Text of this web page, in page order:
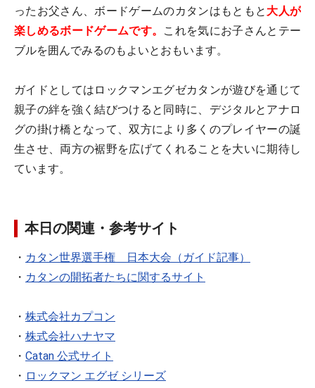
ったお父さん、ボードゲームのカタンはもともと 大人が
楽しめるボードゲームです。 これを気にお子さんとテー
ブルを囲んでみるのもよいとおもいます。
ガイドとしてはロックマンエグゼカタンが遊びを通じて
親子の絆を強く結びつけると同時に、デジタルとアナロ
グの掛け橋となって、双方により多くのプレイヤーの誕
生させ、両方の裾野を広げてくれることを大いに期待し
ています。
本日の関連・参考サイト
・ カタン世界選手権 日本大会（ガイド記事）
・ カタンの開拓者たちに関するサイト
・ 株式会社カプコン
・ 株式会社ハナヤマ
・ Catan 公式サイト
・ ロックマン エグゼ シリーズ